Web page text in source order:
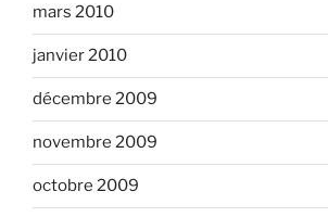
mars 2010
janvier 2010
décembre 2009
novembre 2009
octobre 2009